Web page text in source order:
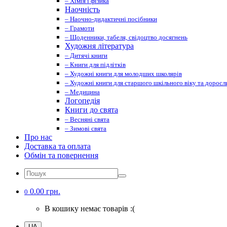
Наочність
– Наочно-дидактичні посібники
– Грамоти
– Щоденники, табеля, свідоцтво досягнень
Художня література
– Дитячі книги
– Книги для підлітків
– Художні книги для молодших школярів
– Художні книги для старшого шкільного віку та
– Медицина
Логопедія
Книги до свята
– Весняні свята
– Зимові свята
Про нас
Доставка та оплата
Обмін та повернення
0 0.00 грн.
В кошику немає товарів :(